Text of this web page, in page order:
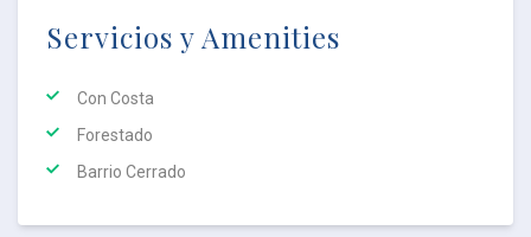
Servicios y Amenities
Con Costa
Forestado
Barrio Cerrado